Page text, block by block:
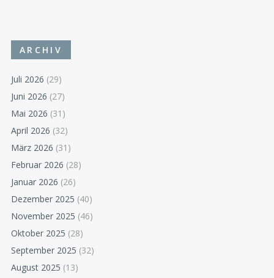
ARCHIV
Juli 2026 (29)
Juni 2026 (27)
Mai 2026 (31)
April 2026 (32)
März 2026 (31)
Februar 2026 (28)
Januar 2026 (26)
Dezember 2025 (40)
November 2025 (46)
Oktober 2025 (28)
September 2025 (32)
August 2025 (13)